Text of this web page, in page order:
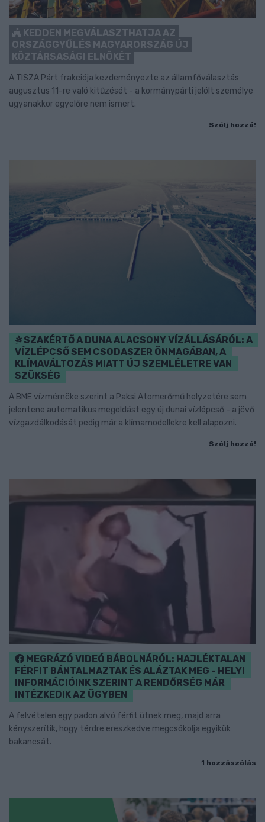
KEDDEN MEGVÁLASZTHATJA AZ
ORSZÁGGYŰLÉS MAGYARORSZÁG ÚJ
KÖZTÁRSASÁGI ELNÖKÉT
A TISZA Párt frakciója kezdeményezte az államfőválasztás
augusztus 11-re való kitűzését - a kormánypárti jelölt személye
ugyanakkor egyelőre nem ismert.
Szólj hozzá!
SZAKÉRTŐ A DUNA ALACSONY VÍZÁLLÁSÁRÓL: A
VÍZLÉPCSŐ SEM CSODASZER ÖNMAGÁBAN, A
KLÍMAVÁLTOZÁS MIATT ÚJ SZEMLÉLETRE VAN
SZÜKSÉG
A BME vízmérnöke szerint a Paksi Atomerőmű helyzetére sem
jelentene automatikus megoldást egy új dunai vízlépcső - a jövő
vízgazdálkodását pedig már a klímamodellekre kell alapozni.
Szólj hozzá!
MEGRÁZÓ VIDEÓ BÁBOLNÁRÓL: HAJLÉKTALAN
FÉRFIT BÁNTALMAZTAK ÉS ALÁZTAK MEG - HELYI
INFORMÁCIÓINK SZERINT A RENDŐRSÉG MÁR
INTÉZKEDIK AZ ÜGYBEN
A felvételen egy padon alvó férfit ütnek meg, majd arra
kényszerítik, hogy térdre ereszkedve megcsókolja egyikük
bakancsát.
1 hozzászólás